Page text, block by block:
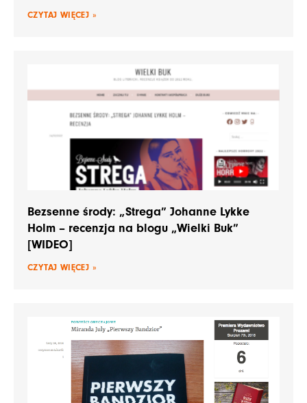
CZYTAJ WIĘCEJ »
Bezsenne środy: „Strega” Johanne Lykke
Holm – recenzja na blogu „Wielki Buk”
[WIDEO]
CZYTAJ WIĘCEJ »